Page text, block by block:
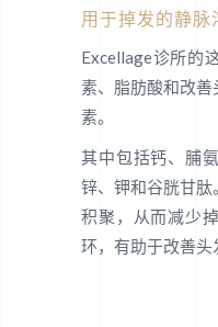
用于掉发的静脉
Excellage诊所的
素、脂肪酸和改
素。
其中包括钙、脯
锌、钾和谷胱甘
积聚，从而减少
环，有助于改善头